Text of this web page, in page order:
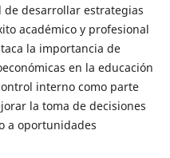
desarrollar estrategias
académico y profesional
la importancia de
en la educación
interno como parte
la toma de decisiones
a oportunidades